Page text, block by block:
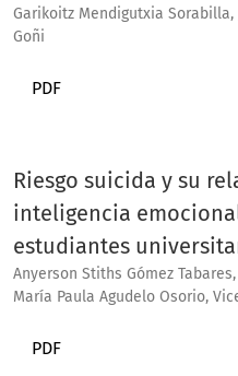
Garikoitz Mendigutxia Sorabilla,
Goñi
PDF
Riesgo suicida y su
inteligencia
estudiantes
Anyerson Stiths Gómez
María Paula Agudelo Osorio,
PDF